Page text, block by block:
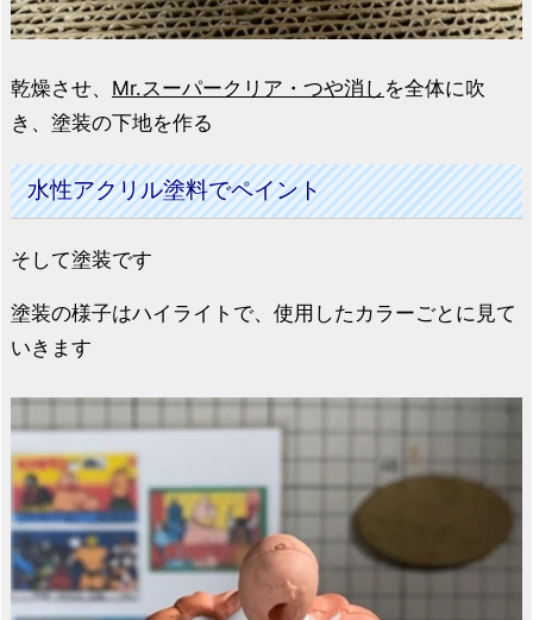
乾燥させ、 Mr.スーパークリア・つや消し を全体に吹
き、塗装の下地を作る
水性アクリル塗料でペイント
そして塗装です
塗装の様子はハイライトで、使用したカラーごとに見て
いきます